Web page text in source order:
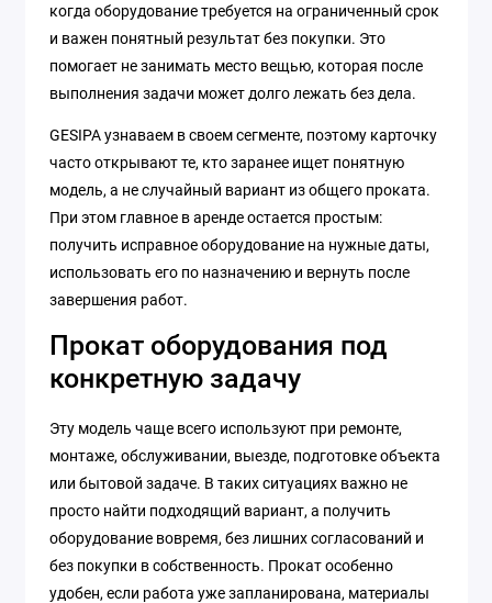
когда оборудование требуется на ограниченный срок
и важен понятный результат без покупки. Это
помогает не занимать место вещью, которая после
выполнения задачи может долго лежать без дела.
GESIPA узнаваем в своем сегменте, поэтому карточку
часто открывают те, кто заранее ищет понятную
модель, а не случайный вариант из общего проката.
При этом главное в аренде остается простым:
получить исправное оборудование на нужные даты,
использовать его по назначению и вернуть после
завершения работ.
Прокат оборудования под
конкретную задачу
Эту модель чаще всего используют при ремонте,
монтаже, обслуживании, выезде, подготовке объекта
или бытовой задаче. В таких ситуациях важно не
просто найти подходящий вариант, а получить
оборудование вовремя, без лишних согласований и
без покупки в собственность. Прокат особенно
удобен, если работа уже запланирована, материалы